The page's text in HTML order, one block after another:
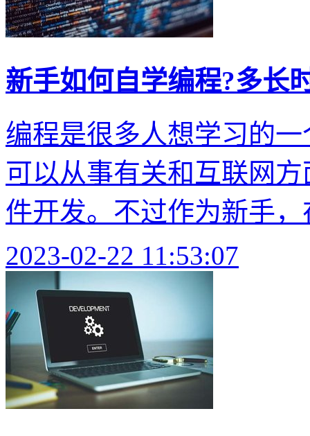
新手如何自学编程?多长
编程是很多人想学习的
可以从事有关和互联网
件开发。不过作为新手
2023-02-22 11:53:07